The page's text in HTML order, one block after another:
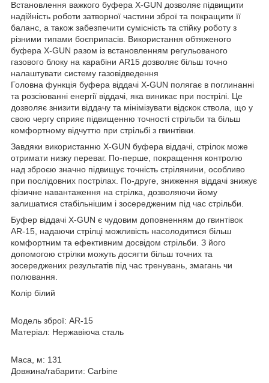
Встановлення важкого буфера X-GUN дозволяє підвищити
надійність роботи затворної частини зброї та покращити її
баланс, а також забезпечити сумісність та стійку роботу з
різними типами боєприпасів. Використання обтяженого
буфера X-GUN разом із встановленням регульованого
газового блоку на карабіни AR15 дозволяє більш точно
налаштувати систему газовідведення
Головна функція буфера віддачі X-GUN полягає в поглинанні
та розсіюванні енергії віддачі, яка виникає при пострілі. Це
дозволяє знизити віддачу та мінімізувати відскок ствола, що у
свою чергу сприяє підвищенню точності стрільби та більш
комфортному відчуттю при стрільбі з гвинтівки.
Завдяки використанню X-GUN буфера віддачі, стрілок може
отримати низку переваг. По-перше, покращення контролю
над зброєю значно підвищує точність стрілянини, особливо
при послідовних пострілах. По-друге, зниження віддачі знижує
фізичне навантаження на стрілка, дозволяючи йому
залишатися стабільнішим і зосередженим під час стрільби.
Буфер віддачі X-GUN є чудовим доповненням до гвинтівок
AR-15, надаючи стрілці можливість насолодитися більш
комфортним та ефективним досвідом стрільби. З його
допомогою стрілки можуть досягти більш точних та
зосереджених результатів під час тренувань, змагань чи
полювання.
Колір білий
Модель зброї: AR-15
Матеріал: Нержавіюча сталь
Маса, м: 131
Довжина/габарити: Carbine